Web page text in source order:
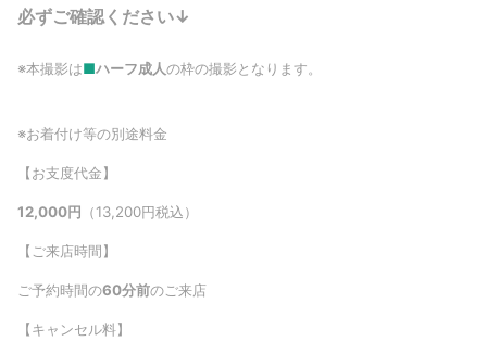
必ずご確認ください↓
※本撮影は■ハーフ成人の枠の撮影となります。
※お着付け等の別途料金
【お支度代金】
12,000円 （13,200円税込）
【ご来店時間】
ご予約時間の60分前のご来店
【キャンセル料】